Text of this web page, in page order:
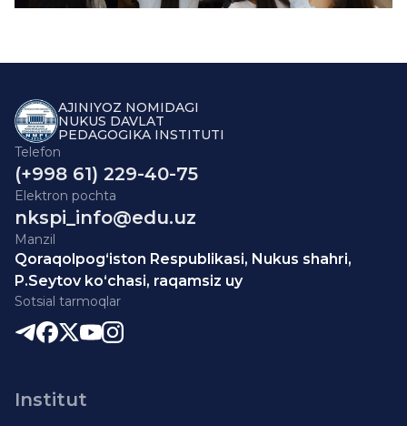
AJINIYOZ NOMIDAGI
NUKUS DAVLAT
PEDAGOGIKA INSTITUTI
Telefon
(+998 61) 229-40-75
Elektron pochta
nkspi_info@edu.uz
Manzil
Qoraqolpog‘iston Respublikasi, Nukus shahri,
P.Seytov ko‘chasi, raqamsiz uy
Sotsial tarmoqlar
Institut